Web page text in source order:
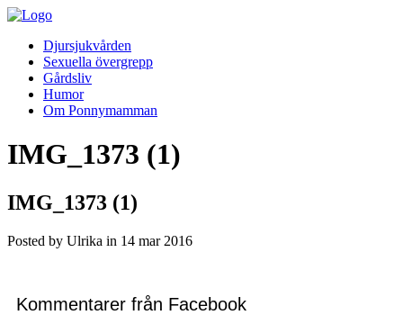
Djursjukvården
Sexuella övergrepp
Gårdsliv
Humor
Om Ponnymamman
IMG_1373 (1)
IMG_1373 (1)
Posted by Ulrika in 14 mar 2016
Kommentarer från Facebook